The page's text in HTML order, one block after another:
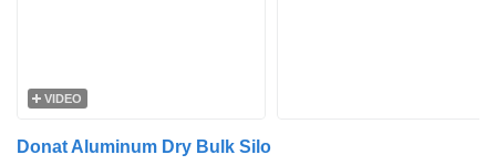
VIDEO
Donat Aluminum Dry Bulk Silo